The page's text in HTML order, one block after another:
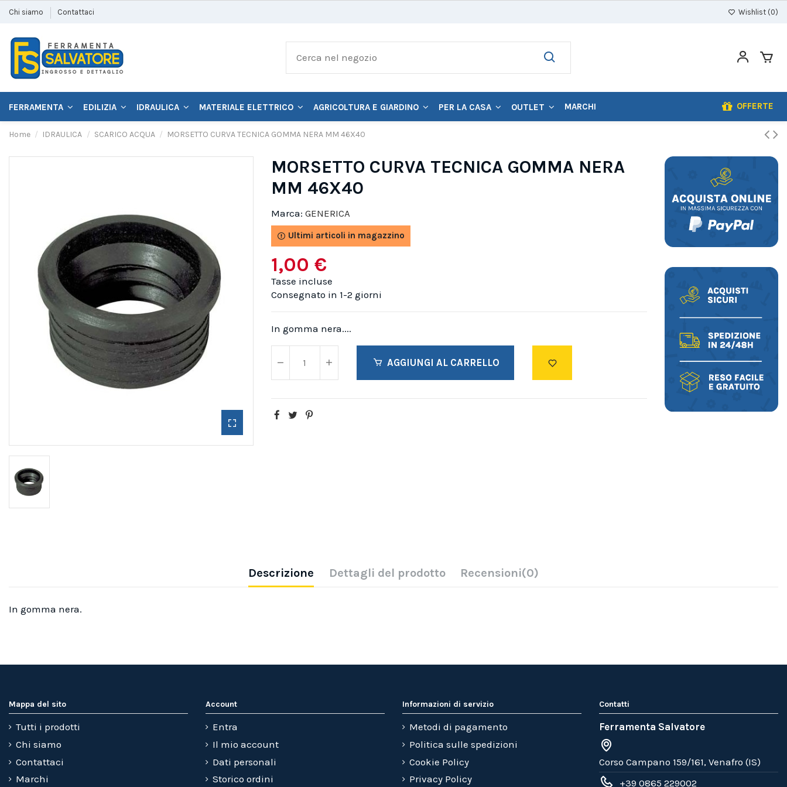
Chi siamo Contattaci Wishlist (0)
FERRAMENTA EDILIZIA IDRAULICA MATERIALE ELETTRICO AGRICOLTURA E GIARDINO PER LA CASA OUTLET OFFERTE
MARCHI
Home IDRAULICA SCARICO ACQUA MORSETTO CURVA TECNICA GOMMA NERA MM 46X40
MORSETTO CURVA TECNICA GOMMA NERA
MM 46X40
Marca: GENERICA
Ultimi articoli in magazzino
1,00 €
Tasse incluse
Consegnato in 1-2 giorni
In gomma nera....
AGGIUNGI AL CARRELLO
Descrizione Dettagli del prodotto Recensioni(0)
In gomma nera.
Mappa del sito
Tutti i prodotti
Chi siamo
Contattaci
Marchi
Account
Entra
Il mio account
Dati personali
Storico ordini
Informazioni di servizio
Metodi di pagamento
Politica sulle spedizioni
Cookie Policy
Privacy Policy
Contatti
Ferramenta Salvatore
Corso Campano 159/161, Venafro (IS)
+39 0865 229002